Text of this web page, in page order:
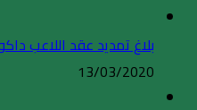
بلاغ تمديد عقد اللاعب
13/03/2020